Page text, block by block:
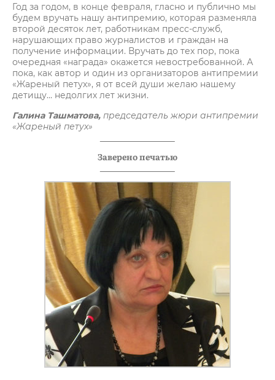
Год за годом, в конце февраля, гласно и публично мы
будем вручать нашу антипремию, которая разменяла
второй десяток лет, работникам пресс-служб,
нарушающих право журналистов и граждан на
получение информации. Вручать до тех пор, пока
очередная «награда» окажется невостребованной. А
пока, как автор и один из организаторов антипремии
«Жареный петух», я от всей души желаю нашему
детищу… недолгих лет жизни.
Галина Ташматова, председатель жюри антипремии
«Жареный петух»
Заверено печатью